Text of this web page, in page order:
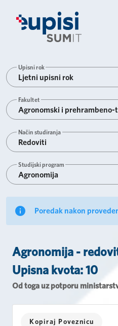
Upisni rok
Ljetni upisni rok
Fakultet
Način studiranja
Redoviti
Studijski program
Agronomija
Poredak nakon
Agronomija -
Upisna kvota: 10
Od toga uz potporu
Kopiraj Poveznicu